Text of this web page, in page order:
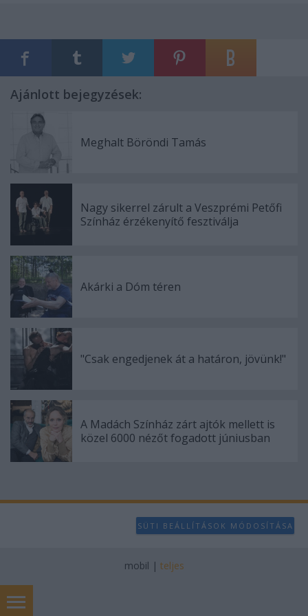
Ajánlott bejegyzések:
Meghalt Böröndi Tamás
Nagy sikerrel zárult a Veszprémi Petőfi
Színház érzékenyítő fesztiválja
Akárki a Dóm téren
"Csak engedjenek át a határon, jövünk!"
A Madách Színház zárt ajtók mellett is
közel 6000 nézőt fogadott júniusban
SÜTI BEÁLLÍTÁSOK MÓDOSÍTÁSA
mobil | teljes